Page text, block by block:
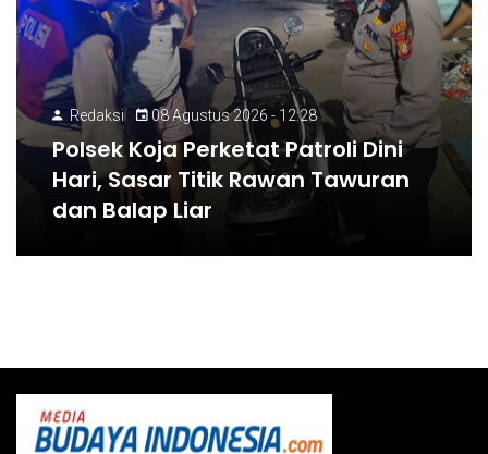
Redaksi 08 Agustus 2026 - 12:28
Polsek Koja Perketat Patroli Dini
Hari, Sasar Titik Rawan Tawuran
dan Balap Liar